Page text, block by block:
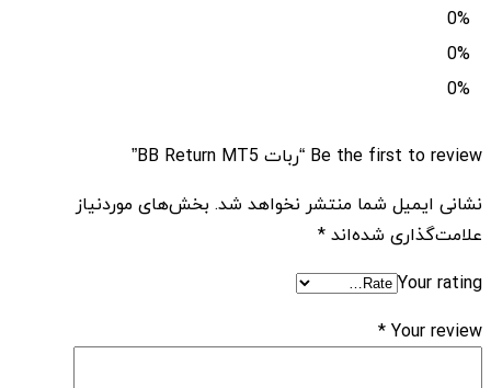
0%
0%
0%
Be the first to review “ربات BB Return MT5”
نشانی ایمیل شما منتشر نخواهد شد. بخش‌های موردنیاز
علامت‌گذاری شده‌اند*
Your rating
Your review
*